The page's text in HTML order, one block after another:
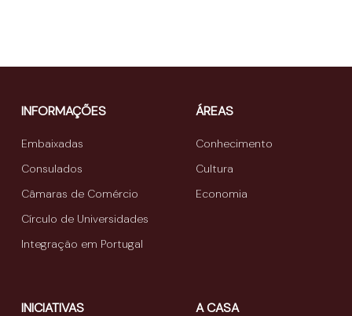
INFORMAÇÕES
Embaixadas
Consulados
Câmaras de Comércio
Círculo de Universidades
Integração em Portugal
ÁREAS
Conhecimento
Cultura
Economia
INICIATIVAS A CASA